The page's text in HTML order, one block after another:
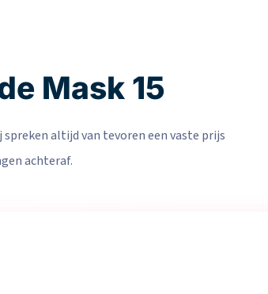
Mask 15
altijd van tevoren een vaste prijs
achteraf.